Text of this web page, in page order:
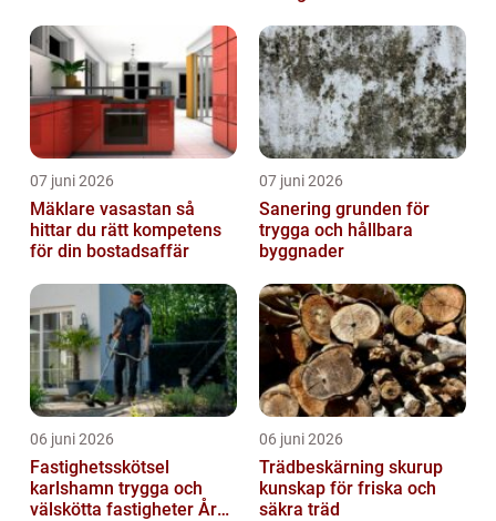
07 juni 2026
Mäklare vasastan så
hittar du rätt kompetens
för din bostadsaffär
07 juni 2026
Sanering grunden för
trygga och hållbara
byggnader
06 juni 2026
Fastighetsskötsel
karlshamn trygga och
välskötta fastigheter Året
06 juni 2026
Trädbeskärning skurup
kunskap för friska och
säkra träd